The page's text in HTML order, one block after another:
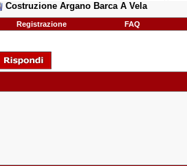
Costruzione Argano Barca A Vela
Registrazione
FAQ